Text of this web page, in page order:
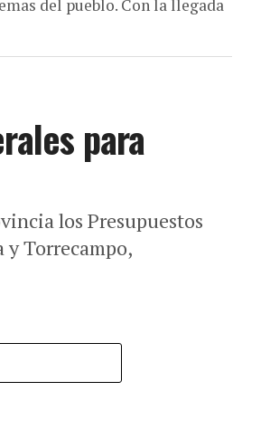
del pueblo. Con la llegada
para
los Presupuestos
y Torrecampo,